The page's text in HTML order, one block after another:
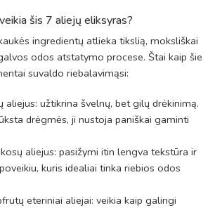
šis 7 aliejų eliksyras?
ingredientų atlieka tikslią, moksliškai
odos atstatymo procese. Štai kaip šie
suvaldo riebalavimąsi:
aliejus: užtikrina švelnų, bet gilų drėkinimą.
drėgmės, ji nustoja paniškai gaminti
aliejus: pasižymi itin lengva tekstūra ir
kuris idealiai tinka riebios odos
eteriniai aliejai: veikia kaip galingi